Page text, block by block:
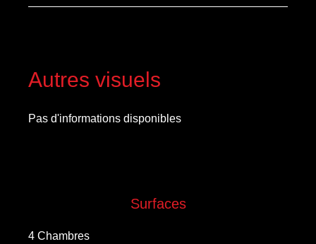
Autres visuels
Pas d'informations disponibles
Surfaces
4 Chambres